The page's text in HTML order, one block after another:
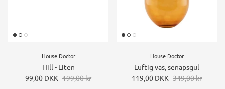
House Doctor
Hill - Liten
99,00 DKK 199,00 kr
House Doctor
Luftig vas, senapsgul
119,00 DKK 349,00 kr